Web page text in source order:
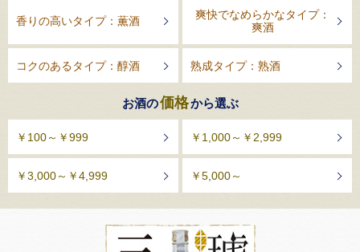
香りの高いタイプ：薫酒
爽快でなめらかなタイプ：
爽酒
コクのあるタイプ：醇酒 熟成タイプ：熟酒
お酒の価格から選ぶ
￥100～￥999 ￥1,000～￥2,999
￥3,000～￥4,999 ￥5,000～